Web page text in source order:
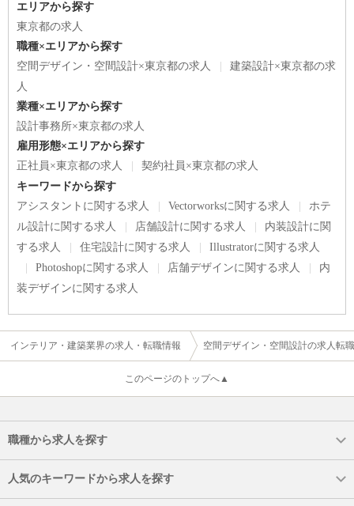
エリアから探す
東京都の求人
職種×エリアから探す
空間デザイン・空間設計×東京都の求人
建築設計×東京都の求
人
業種×エリアから探す
設計事務所×東京都の求人
雇用形態×エリアから探す
正社員×東京都の求人
契約社員×東京都の求人
キーワードから探す
アシスタントに関する求人
Vectorworksに関する求人
ホテ
ル設計に関する求人
店舗設計に関する求人
内装設計に関
する求人
住宅設計に関する求人
Illustratorに関する求人
Photoshopに関する求人
店舗デザインに関する求人
内
装デザインに関する求人
インテリア・建築業界の求人・転職情報 空間デザイン・空間設計の求人転
このページのトップへ▲
職種から求人を探す
人気のキーワードから求人を探す